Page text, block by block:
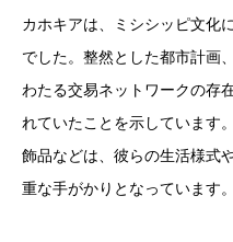
カホキアは、ミシシッピ文化
でした。整然とした都市計画
わたる交易ネットワークの存
れていたことを示しています
飾品などは、彼らの生活様式
重な手がかりとなっています。